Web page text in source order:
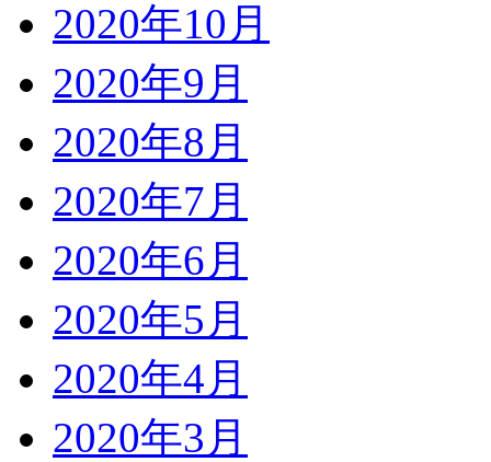
2020年10月
2020年9月
2020年8月
2020年7月
2020年6月
2020年5月
2020年4月
2020年3月